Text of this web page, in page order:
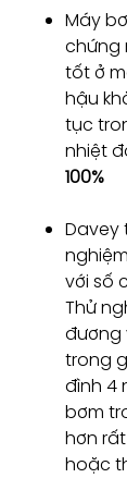
Máy
chứng
tốt ở
hậu
tục
nhiệt
100%
Davey
với số
Thử
đương
trong
đình 4
bơm
hơn
hoặc